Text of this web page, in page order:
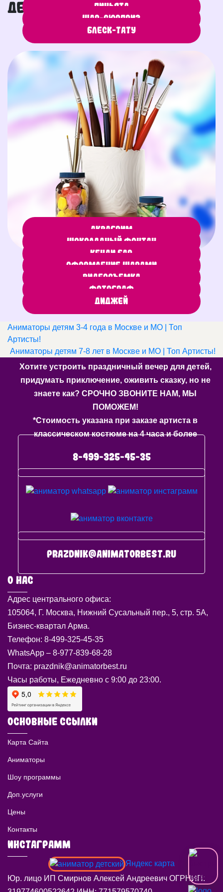
детей 5-6 летПиньята
Шар-сюрприз
Блеск-тату
Аквагрим
Шоколадный фонтан
Кенди бар
Оформление шарами
Видеосъемка
Фотограф
Диджей
Аниматоры детям 3-4 года в Москве и МО | Топ
Артисты!
Аниматоры детям 7-8 лет в Москве и МО | Топ Артисты!
Хотите устроить праздничный вечер для детей,
придумать приключение, оживить сказку, но не
знаете как? СРОЧНО ЗВОНИТЕ НАМ, МЫ
ПОМОЖЕМ!
*Стоимость указана при заказе артиста в
классическом костюме на 4 часа и более
8-499-325-45-35
prazdnik@animatorbest.ru
О НАС
Адрес центрального офиса:
105064, Г. Москва, Нижний Сусальный пер., 5, стр. 5А,
Бизнес-квартал Арма.
Телефон: 8-499-325-45-35
WhatsApp – 8-977-839-68-28
Почта: prazdnik@animatorbest.ru
Часы работы, Ежедневно с 9:00 до 23:00.
ОСНОВНЫЕ ССЫЛКИ
Карта Сайта
Аниматоры
Шоу программы
Доп.услуги
Цены
Контакты
ИНСТАГРАММ
Яндекс карта
Юр. лицо ИП Смирнов Алексей Андреевич ОГРНИП: